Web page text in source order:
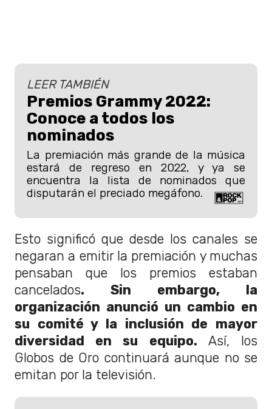
LEER TAMBIÉN
Premios Grammy 2022:
Conoce a todos los
nominados
La premiación más grande de la música
estará de regreso en 2022, y ya se
encuentra la lista de nominados que
disputarán el preciado megáfono.
Esto significó que desde los canales se
negaran a emitir la premiación y muchas
pensaban que los premios estaban
cancelados. Sin embargo, la
organización anunció un cambio en
su comité y la inclusión de mayor
diversidad en su equipo. Así, los
Globos de Oro continuará aunque no se
emitan por la televisión.